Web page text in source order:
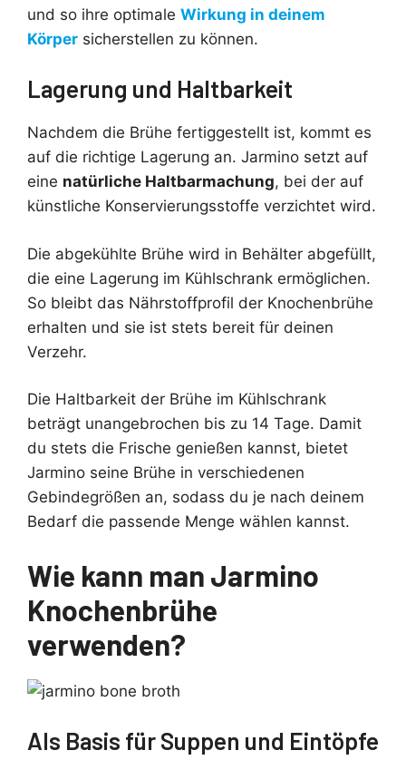
und so ihre optimale Wirkung in deinem
Körper sicherstellen zu können.
Lagerung und Haltbarkeit
Nachdem die Brühe fertiggestellt ist, kommt es
auf die richtige Lagerung an. Jarmino setzt auf
eine natürliche Haltbarmachung, bei der auf
künstliche Konservierungsstoffe verzichtet wird.
Die abgekühlte Brühe wird in Behälter abgefüllt,
die eine Lagerung im Kühlschrank ermöglichen.
So bleibt das Nährstoffprofil der Knochenbrühe
erhalten und sie ist stets bereit für deinen
Verzehr.
Die Haltbarkeit der Brühe im Kühlschrank
beträgt unangebrochen bis zu 14 Tage. Damit
du stets die Frische genießen kannst, bietet
Jarmino seine Brühe in verschiedenen
Gebindegrößen an, sodass du je nach deinem
Bedarf die passende Menge wählen kannst.
Wie kann man Jarmino
Knochenbrühe
verwenden?
Als Basis für Suppen und Eintöpfe